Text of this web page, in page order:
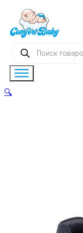
Поиск
товаров
🔍